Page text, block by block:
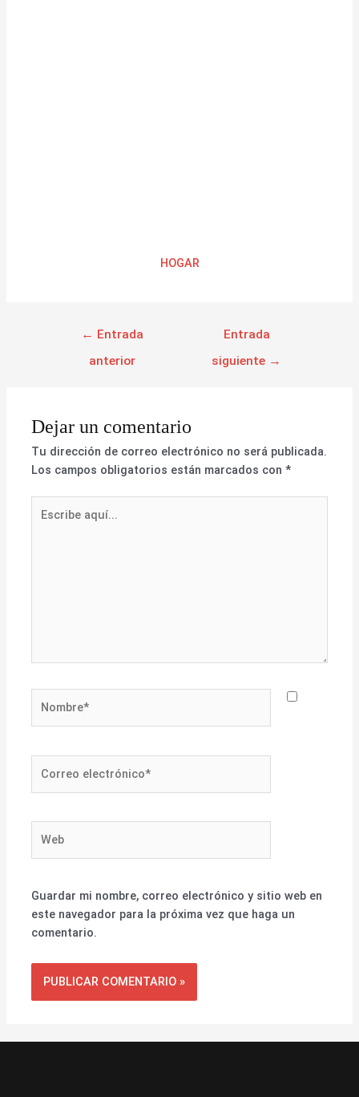
HOGAR
← Entrada
anterior
Entrada
siguiente →
Dejar un comentario
Tu dirección de correo electrónico no será publicada.
Los campos obligatorios están marcados con*
aquí...
electrónico*
Guardar mi nombre, correo electrónico y sitio web en
este navegador para la próxima vez que haga un
comentario.